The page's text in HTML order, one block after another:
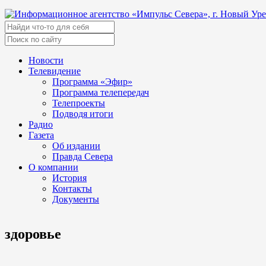
Новости
Телевидение
Программа «Эфир»
Программа телепередач
Телепроекты
Подводя итоги
Радио
Газета
Об издании
Правда Севера
О компании
История
Контакты
Документы
здоровье